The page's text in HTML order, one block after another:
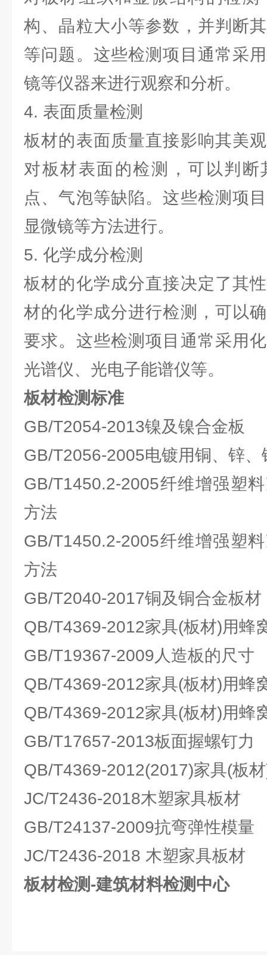
构、晶粒大小等参数，并判断
等问题。这些检测项目通常采
镜等仪器来进行观察和分析。
4. 表面质量检测
板材的表面质量直接影响其美
对板材表面的检测，可以判
点、气泡等缺陷。这些检测项
显微镜等方法进行。
5. 化学成分检测
板材的化学成分直接决定了其
材的化学成分进行检测，可以
要求。这些检测项目通常采用
光谱仪、光电子能谱仪等。
板材检测标准
GB/T2054-2013镍及镍合金板
GB/T2056-2005电镀用铜、锌
GB/T1450.2-2005纤维增强塑
方法
GB/T1450.2-2005纤维增强塑
方法
GB/T2040-2017铜及铜合金板材
QB/T4369-2012家具(板材)用蜂
GB/T19367-2009人造板的尺寸
QB/T4369-2012家具(板材)用蜂
QB/T4369-2012家具(板材)用蜂
GB/T17657-2013板面握螺钉力
QB/T4369-2012(2017)家具(板
JC/T2436-2018木塑家具板材
GB/T24137-2009抗弯弹性模量
JC/T2436-2018 木塑家具板材
板材检测-建筑材料检测中心